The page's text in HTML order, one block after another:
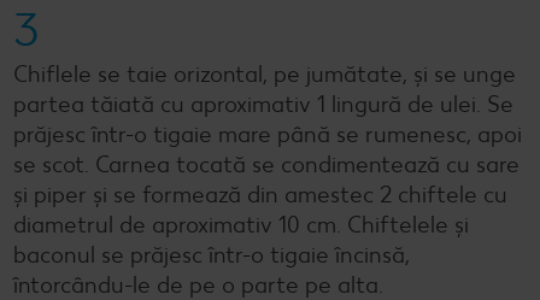
3
Chiflele se taie orizontal, pe jumătate, și se unge
partea tăiată cu aproximativ 1 lingură de ulei. Se
prăjesc într-o tigaie mare până se rumenesc, apoi
se scot. Carnea tocată se condimentează cu sare
și piper și se formează din amestec 2 chiftele cu
diametrul de aproximativ 10 cm. Chiftelele și
baconul se prăjesc într-o tigaie încinsă,
întorcându-le de pe o parte pe alta.